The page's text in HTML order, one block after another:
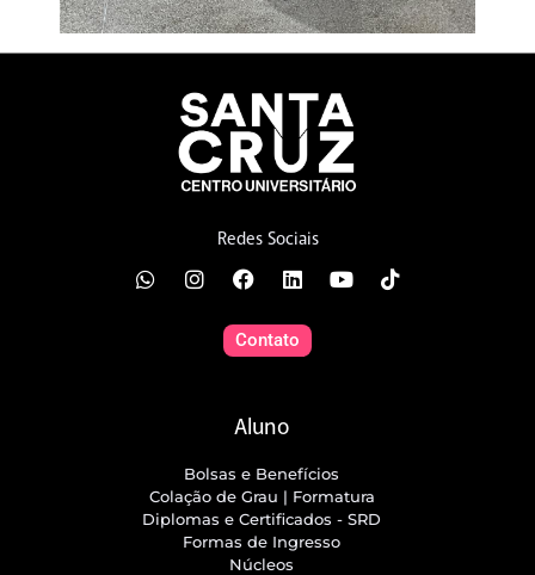
Redes Sociais
Contato
Aluno
Bolsas e Benefícios
Colação de Grau | Formatura
Diplomas e Certificados - SRD
Formas de Ingresso
Núcleos